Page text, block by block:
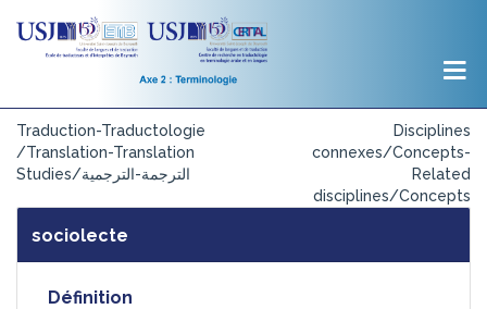
Traduction-Traductologie
/Translation-Translation
Studies/الترجمة-الترجمية
Disciplines
connexes/Concepts-
Related
disciplines/Concepts
sociolecte
Définition